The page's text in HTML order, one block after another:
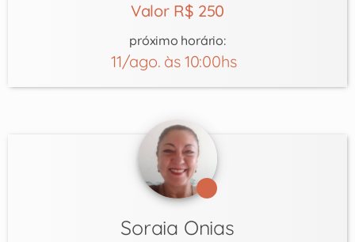
Valor R$ 250
próximo horário:
11/ago. às 10:00hs
Soraia Onias